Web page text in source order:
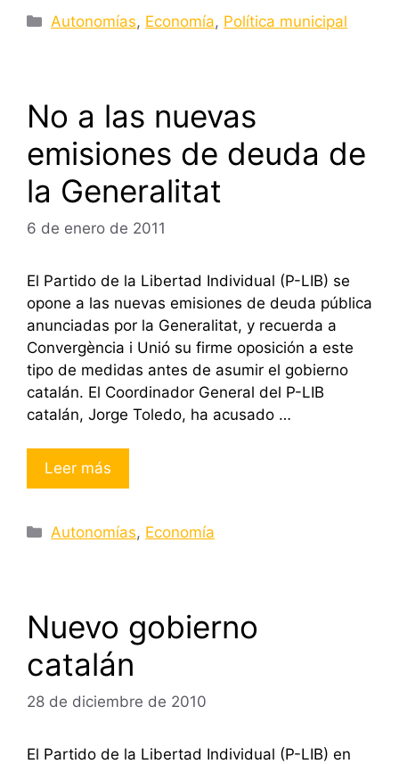
Categorías
Autonomías, Economía, Política municipal
No a las nuevas
emisiones de deuda de
la Generalitat
6 de enero de 2011
El Partido de la Libertad Individual (P-LIB) se
opone a las nuevas emisiones de deuda pública
anunciadas por la Generalitat, y recuerda a
Convergència i Unió su firme oposición a este
tipo de medidas antes de asumir el gobierno
catalán. El Coordinador General del P-LIB
catalán, Jorge Toledo, ha acusado …
Leer más
Categorías
Autonomías, Economía
Nuevo gobierno
catalán
28 de diciembre de 2010
El Partido de la Libertad Individual (P-LIB) en